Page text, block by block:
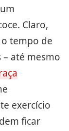
Claro,
tempo de
até mesmo
exercício
ficar